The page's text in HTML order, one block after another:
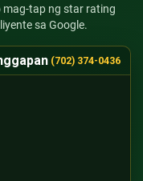
mag-tap ng star rating
sa Google.
(702) 374-0436